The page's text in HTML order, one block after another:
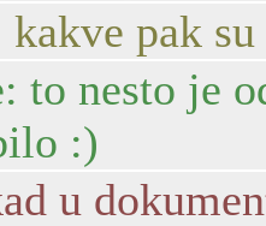
kakve pak
to nesto je
:)
u